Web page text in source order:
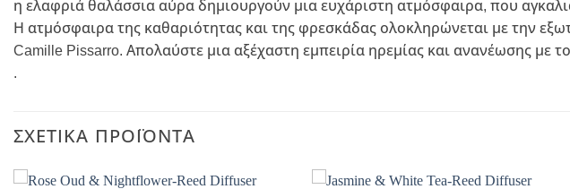
η ελαφριά θαλάσσια αύρα δημιουργούν μια ευχάριστη ατμόσφαιρα, που
Η ατμόσφαιρα της καθαριότητας και της φρεσκάδας ολοκληρώνεται με την
Camille Pissarro. Απολαύστε μια αξέχαστη εμπειρία ηρεμίας και ανανέωσης με το
.
ΣΧΕΤΙΚΆ ΠΡΟΪΌΝΤΑ